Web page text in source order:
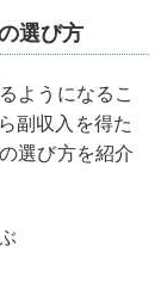
選び方
ようになるこ
副収入を得た
選び方を紹介